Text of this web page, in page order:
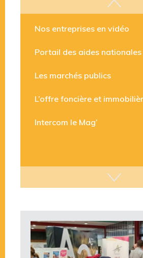
Les aides disponibles
Nos entreprises en vidéo
Portail des aides nationales
Les marchés publics
L’offre foncière et immobilière